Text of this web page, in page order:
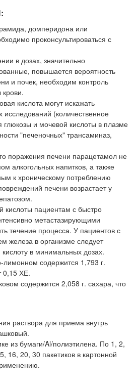
домперидона или
проконсультироваться с
в дозах, значительно
повышается вероятность
и почек, необходим контроль
кислота могут искажать
исследований (количественное
и мочевой кислоты в плазме
"печеночных" трансаминаз,
поражения печени парацетамол не
алкогольных напитков, а также
к хроническому потреблению
печени возрастает у
кислоты пациентам с быстро
метастазирующими
течение процесса. У пациентов с
железа в организме следует
в минимальных дозах.
содержится 1,793 г.
0,15 ХЕ.
содержится 2,058 г. сахара, что
раствора для приема внутрь
из бумаги/Al/полиэтилена. По 1, 2,
16, 20, 30 пакетиков в картонной